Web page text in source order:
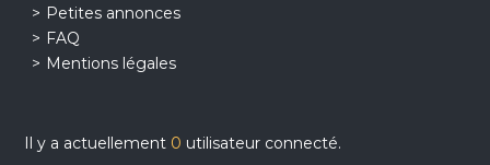
Petites annonces
FAQ
Mentions légales
Il y a actuellement 0 utilisateur connecté.